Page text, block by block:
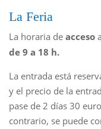
La Feria
La horaria de acceso
de 9 a 18 h.
La entrada está
y el precio de la
pase de 2 días 30
contrario, se puede